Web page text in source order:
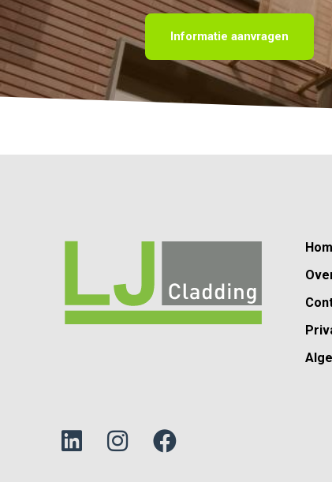
Informatie aanvragen